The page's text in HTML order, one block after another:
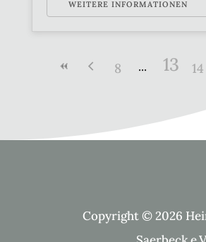
WEITERE INFORMATIONEN
8 13 14
Copyright © 2026